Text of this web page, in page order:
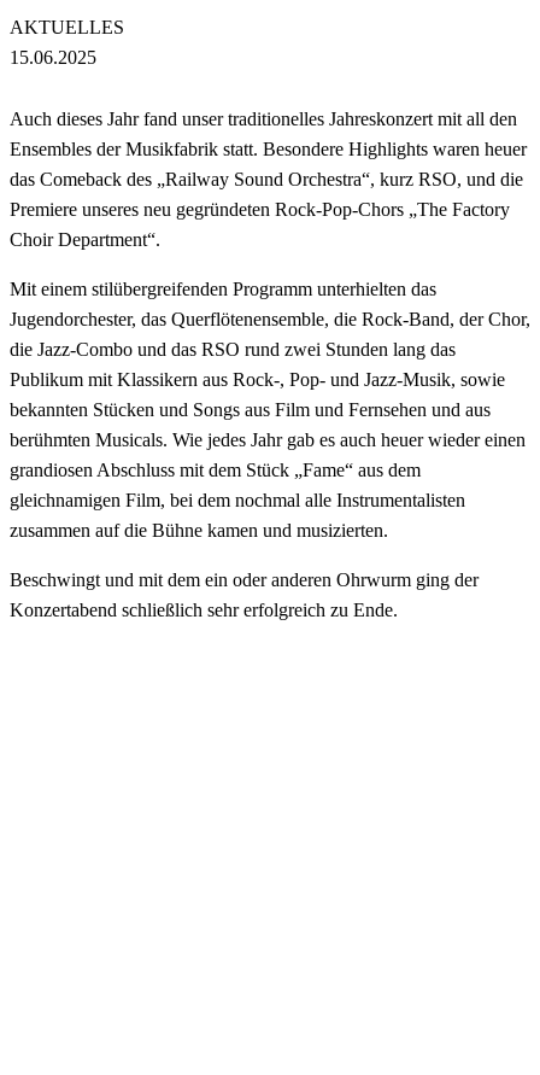
AKTUELLES
15.06.2025
Auch dieses Jahr fand unser traditionelles Jahreskonzert mit all den
Ensembles der Musikfabrik statt. Besondere Highlights waren heuer
das Comeback des „Railway Sound Orchestra“, kurz RSO, und die
Premiere unseres neu gegründeten Rock-Pop-Chors „The Factory
Choir Department“.
Mit einem stilübergreifenden Programm unterhielten das
Jugendorchester, das Querflötenensemble, die Rock-Band, der Chor,
die Jazz-Combo und das RSO rund zwei Stunden lang das
Publikum mit Klassikern aus Rock-, Pop- und Jazz-Musik, sowie
bekannten Stücken und Songs aus Film und Fernsehen und aus
berühmten Musicals. Wie jedes Jahr gab es auch heuer wieder einen
grandiosen Abschluss mit dem Stück „Fame“ aus dem
gleichnamigen Film, bei dem nochmal alle Instrumentalisten
zusammen auf die Bühne kamen und musizierten.
Beschwingt und mit dem ein oder anderen Ohrwurm ging der
Konzertabend schließlich sehr erfolgreich zu Ende.